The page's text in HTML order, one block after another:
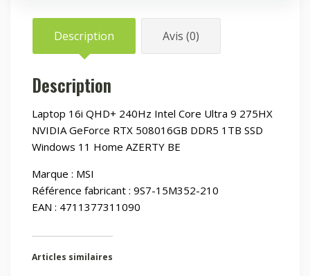
Description Avis (0)
Description
Laptop 16i QHD+ 240Hz Intel Core Ultra 9 275HX
NVIDIA GeForce RTX 508016GB DDR5 1TB SSD
Windows 11 Home AZERTY BE
Marque : MSI
Référence fabricant : 9S7-15M352-210
EAN : 4711377311090
Articles similaires